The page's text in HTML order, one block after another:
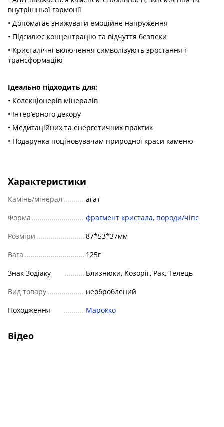
внутрішньої гармонії
• Допомагає знижувати емоційне напруження
• Підсилює концентрацію та відчуття безпеки
• Кристалічні включення символізують зростання і
трансформацію
Ідеально підходить для:
• Колекціонерів мінералів
• Інтер’єрного декору
• Медитаційних та енергетичних практик
• Подарунка поціновувачам природної краси каменю
Характеристики
Камінь/мінерал
агат
Форма
фрагмент кристала, породи/чіпс
Розміри
87*53*37мм
Вага
125г
Знак Зодіаку
Близнюки, Козоріг, Рак, Телець
Вид товару
необроблений
Походження
Марокко
Відео